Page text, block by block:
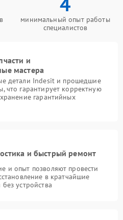
минимальный опыт работы
специалистов
и
мастера
детали Indesit и прошедшие
что гарантирует корректную
гарантийных
и быстрый ремонт
и опыт позволяют провести
в кратчайшие
устройства